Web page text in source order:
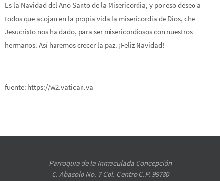
Es la Navidad del Año Santo de la Misericordia, y por eso deseo a
todos que acojan en la propia vida la misericordia de Dios, che
Jesucristo nos ha dado, para ser misericordiosos con nuestros
hermanos. Así haremos crecer la paz. ¡Feliz Navidad!
fuente: https://w2.vatican.va
Parroquia de la Inmaculada Concepción
C. Abasolo No. 7 Col. Centro C.P. 99780